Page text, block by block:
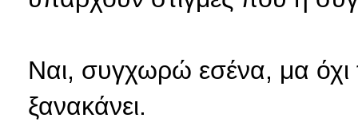
Ναι, συγχωρώ εσένα, μα όχι
ξανακάνει.